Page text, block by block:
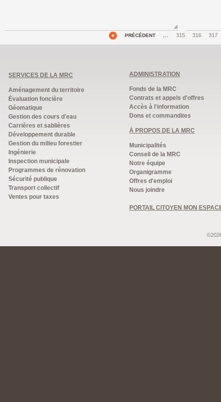
PRÉCÉDENT … 315 316 317
SERVICES DE LA MRC
Aménagement du territoire
Évaluation foncière
Géomatique
Gestion des cours d'eau
Carrières et sablières
Développement durable
Gestion du milieu forestier
Ingénierie
Inspection municipale
Programmes de rénovation
Sécurité publique
Transport collectif
Ventes pour taxes
ADMINISTRATION
Fonds de la MRC
Contrats et appels d'offres
Accès à l'information
Dons et commandites
À PROPOS DE LA MRC
Municipalités
Conseil de la MRC
Notre équipe
Organigramme
Offres d'emploi
Nous joindre
PORTAIL CITOYEN MON